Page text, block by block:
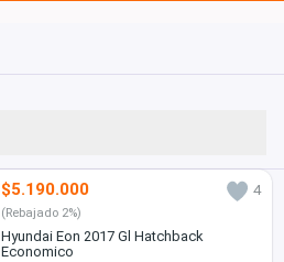
$5.190.000 4
(Rebajado 2%)
Hyundai Eon 2017 Gl Hatchback
Economico